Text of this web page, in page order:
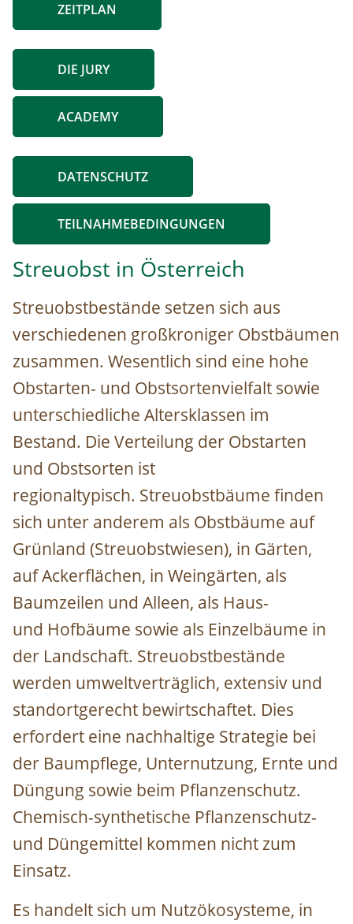
ZEITPLAN
DIE JURY
ACADEMY
DATENSCHUTZ
TEILNAHMEBEDINGUNGEN
Streuobst in Österreich
Streuobstbestände setzen sich aus
verschiedenen großkroniger Obstbäumen
zusammen. Wesentlich sind eine hohe
Obstarten- und Obstsortenvielfalt sowie
unterschiedliche Altersklassen im
Bestand. Die Verteilung der Obstarten
und Obstsorten ist
regionaltypisch. Streuobstbäume finden
sich unter anderem als Obstbäume auf
Grünland (Streuobstwiesen), in Gärten,
auf Ackerflächen, in Weingärten, als
Baumzeilen und Alleen, als Haus-
und Hofbäume sowie als Einzelbäume in
der Landschaft. Streuobstbestände
werden umweltverträglich, extensiv und
standortgerecht bewirtschaftet. Dies
erfordert eine nachhaltige Strategie bei
der Baumpflege, Unternutzung, Ernte und
Düngung sowie beim Pflanzenschutz.
Chemisch-synthetische Pflanzenschutz-
und Düngemittel kommen nicht zum
Einsatz.
Es handelt sich um Nutzökosysteme, in